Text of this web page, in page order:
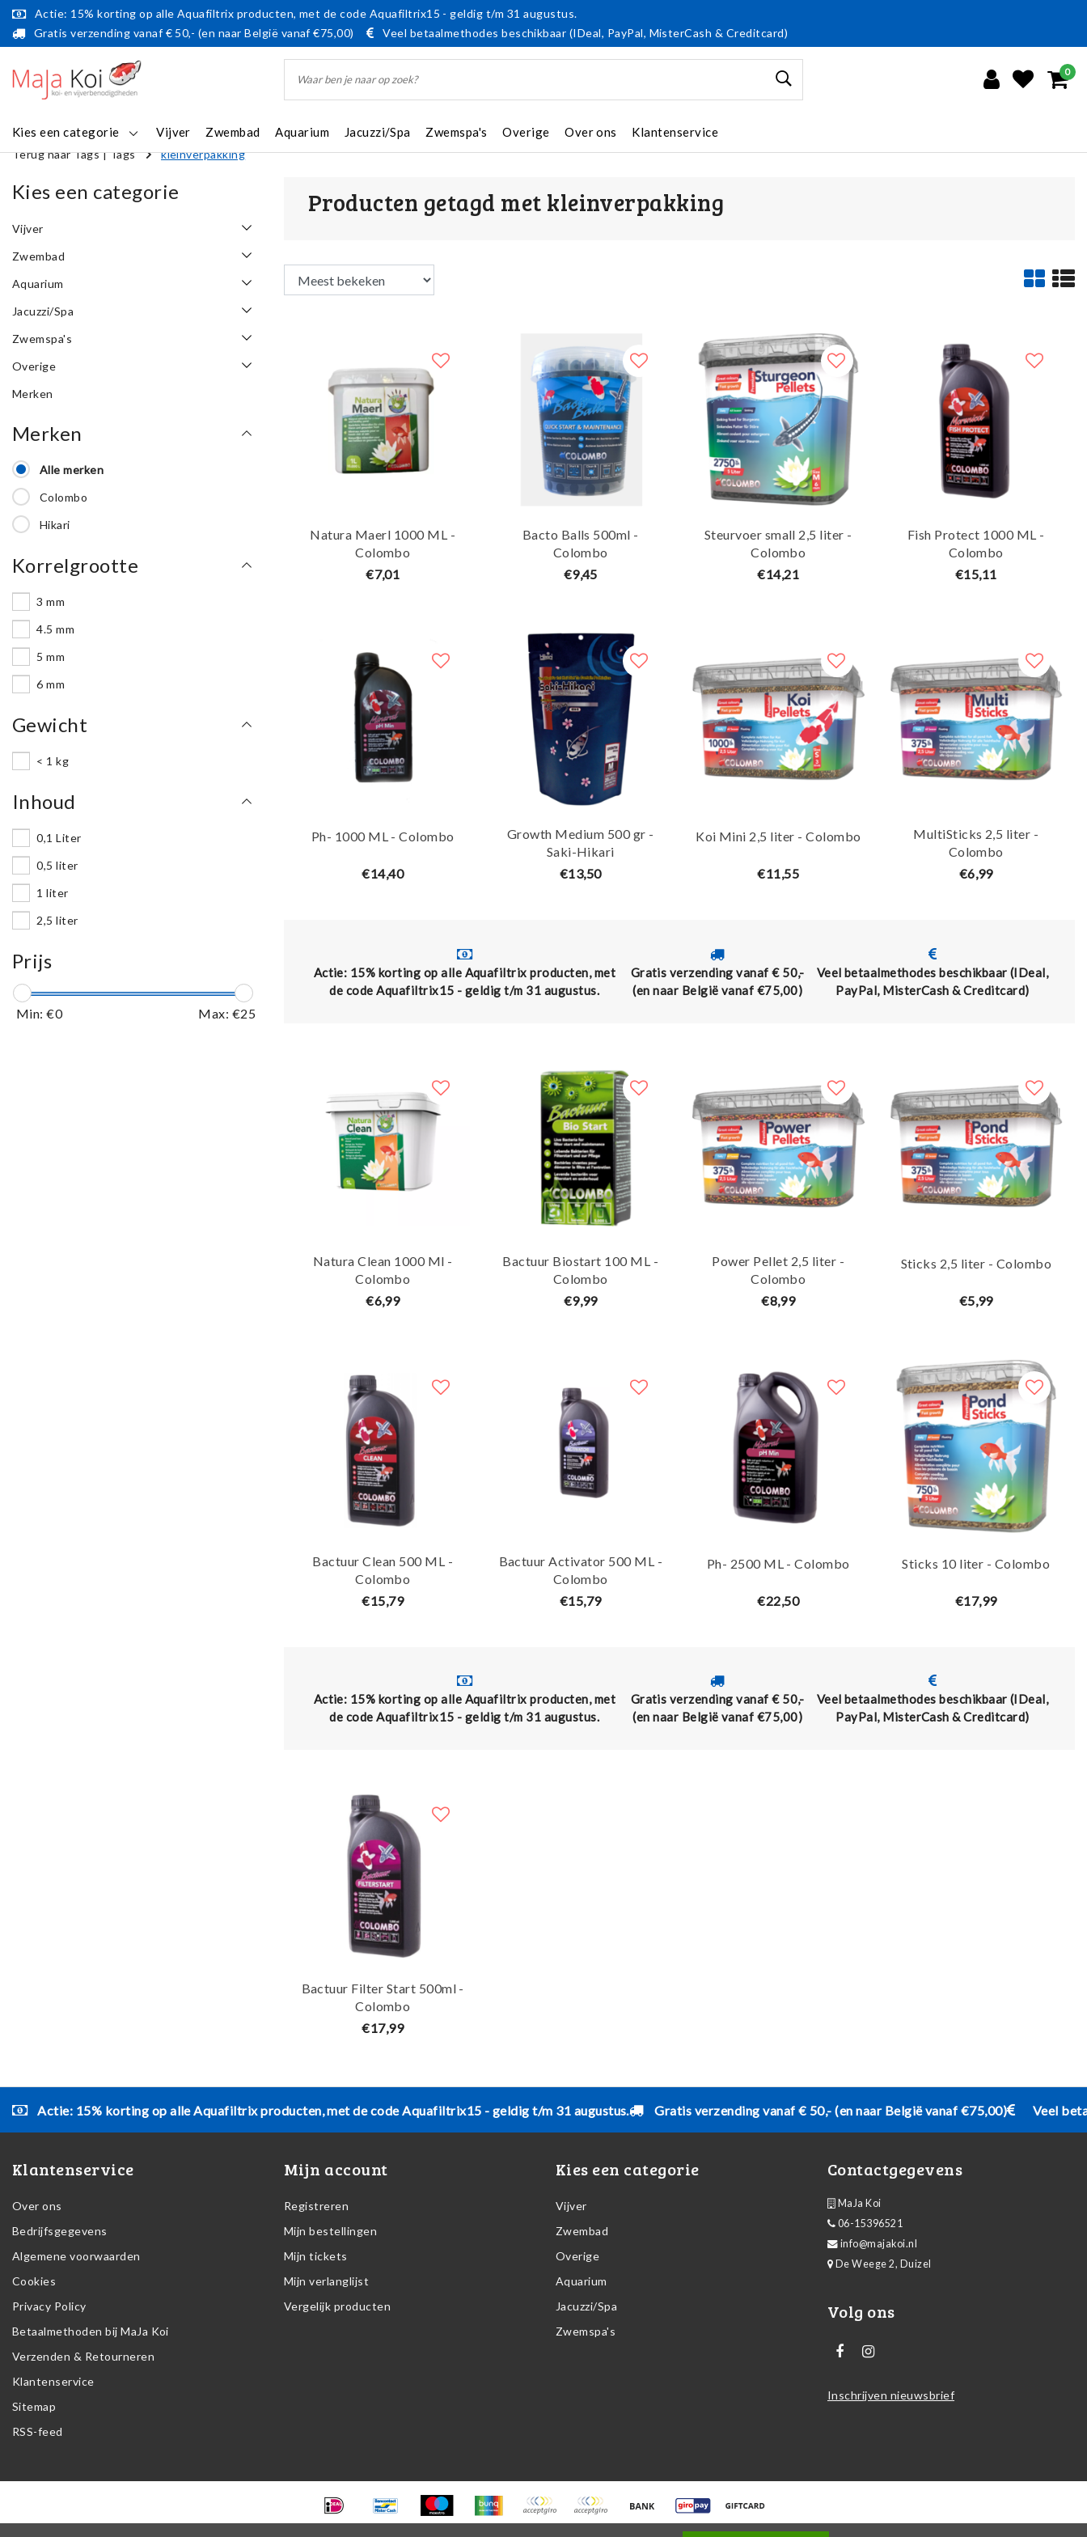
Actie: 15% korting op alle Aquafiltrix producten, met de code Aquafiltrix15 - geldig t/m 31 augustus.
Gratis verzending vanaf € 50,- (en naar België vanaf €75,00)
Veel betaalmethodes beschikbaar (IDeal, PayPal, MisterCash & Creditcard)
0
Kies een categorie Vijver Zwembad Aquarium Jacuzzi/Spa Zwemspa's Overige Over ons Klantenservice
Terug naar Tags|Tags kleinverpakking
Kies een categorie
Vijver
Zwembad
Aquarium
Jacuzzi/Spa
Zwemspa's
Overige
Merken
Merken
Alle merken
Colombo
Hikari
Korrelgrootte
3 mm
4.5 mm
5 mm
6 mm
Gewicht
< 1 kg
Inhoud
0,1 Liter
0,5 liter
1 liter
2,5 liter
Prijs
Min: €0 Max: €25
Producten getagd met kleinverpakking
Natura Maerl 1000 ML -
Colombo
€7,01
Bacto Balls 500ml -
Colombo
€9,45
Steurvoer small 2,5 liter -
Colombo
€14,21
Fish Protect 1000 ML -
Colombo
€15,11
Ph- 1000 ML - Colombo
€14,40
Growth Medium 500 gr -
Saki-Hikari
€13,50
Koi Mini 2,5 liter - Colombo
€11,55
MultiSticks 2,5 liter -
Colombo
€6,99
Actie: 15% korting op alle Aquafiltrix producten, met
de code Aquafiltrix15 - geldig t/m 31 augustus.
Gratis verzending vanaf € 50,-
(en naar België vanaf €75,00)
Veel betaalmethodes beschikbaar (IDeal,
PayPal, MisterCash & Creditcard)
Natura Clean 1000 Ml -
Colombo
€6,99
Bactuur Biostart 100 ML -
Colombo
€9,99
Power Pellet 2,5 liter -
Colombo
€8,99
Sticks 2,5 liter - Colombo
€5,99
Bactuur Clean 500 ML -
Colombo
€15,79
Bactuur Activator 500 ML -
Colombo
€15,79
Ph- 2500 ML - Colombo
€22,50
Sticks 10 liter - Colombo
€17,99
Actie: 15% korting op alle Aquafiltrix producten, met
de code Aquafiltrix15 - geldig t/m 31 augustus.
Gratis verzending vanaf € 50,-
(en naar België vanaf €75,00)
Veel betaalmethodes beschikbaar (IDeal,
PayPal, MisterCash & Creditcard)
Bactuur Filter Start 500ml -
Colombo
€17,99
Actie: 15% korting op alle Aquafiltrix producten, met de code Aquafiltrix15 - geldig t/m 31 augustus. Gratis verzending vanaf € 50,- (en naar België vanaf €75,00) Veel
Klantenservice
Over ons
Bedrijfsgegevens
Algemene voorwaarden
Cookies
Privacy Policy
Betaalmethoden bij MaJa Koi
Verzenden & Retourneren
Klantenservice
Sitemap
RSS-feed
Mijn account
Registreren
Mijn bestellingen
Mijn tickets
Mijn verlanglijst
Vergelijk producten
Kies een categorie
Vijver
Zwembad
Overige
Aquarium
Jacuzzi/Spa
Zwemspa's
Contactgegevens
MaJa Koi
06-15396521
info@majakoi.nl
De Weege 2, Duizel
Volg ons
Inschrijven nieuwsbrief